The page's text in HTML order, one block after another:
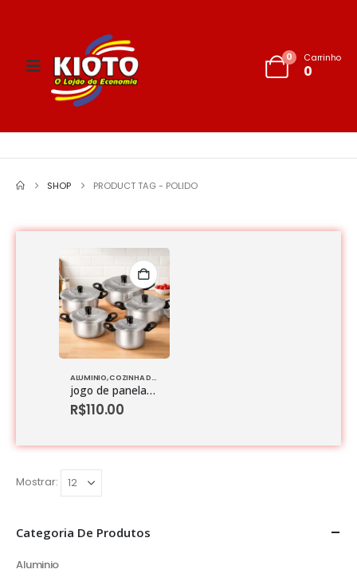
0 Carrinho
0
SHOP PRODUCT TAG - POLIDO
ALUMINIO,COZINHA DIVERSOS
jogo de panelas 5 pecas aluminio polido
R$110.00
Mostrar:
Categoria De Produtos
Aluminio